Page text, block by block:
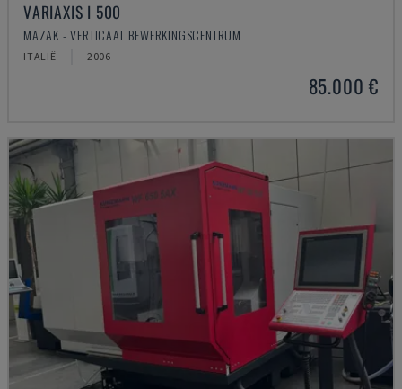
VARIAXIS I 500
MAZAK - VERTICAAL BEWERKINGSCENTRUM
ITALIË 2006
85.000 €